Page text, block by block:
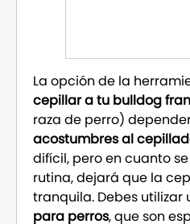
La opción de la
cepillar a tu bulldog
raza de perro)
acostumbres al
difícil, pero en cuanto
rutina, dejará que la
tranquila. Debes utilizar
para perros, que son